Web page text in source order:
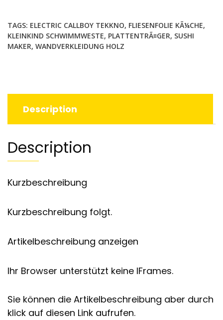
TAGS: ELECTRIC CALLBOY TEKKNO, FLIESENFOLIE KÃ¼CHE,
KLEINKIND SCHWIMMWESTE, PLATTENTRÃ¤GER, SUSHI
MAKER, WANDVERKLEIDUNG HOLZ
Description
Description
Kurzbeschreibung
Kurzbeschreibung folgt.
Artikelbeschreibung anzeigen
Ihr Browser unterstützt keine IFrames.
Sie können die Artikelbeschreibung aber durch
klick auf diesen Link aufrufen.